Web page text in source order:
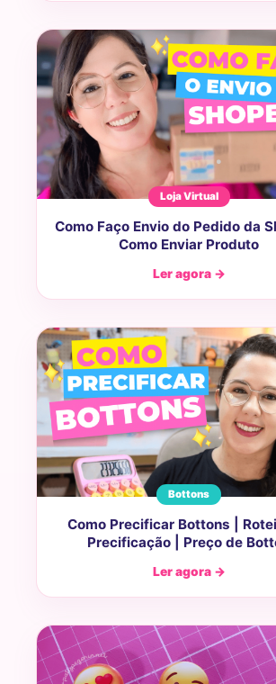
Loja Virtual
Como Faço Envio do Pedido da
Como Enviar Produto
Ler agora →
Bottons
Como Precificar Bottons |
Precificação | Preço de
Ler agora →